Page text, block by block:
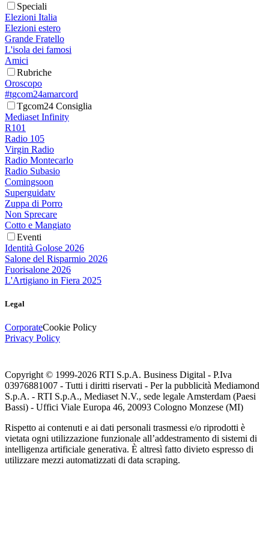
Speciali
Elezioni Italia
Elezioni estero
Grande Fratello
L'isola dei famosi
Amici
Rubriche
Oroscopo
#tgcom24amarcord
Tgcom24 Consiglia
Mediaset Infinity
R101
Radio 105
Virgin Radio
Radio Montecarlo
Radio Subasio
Comingsoon
Superguidatv
Zuppa di Porro
Non Sprecare
Cotto e Mangiato
Eventi
Identità Golose 2026
Salone del Risparmio 2026
Fuorisalone 2026
L'Artigiano in Fiera 2025
Legal
CorporateCookie Policy
Privacy Policy
Copyright © 1999-2026 RTI S.p.A. Business Digital - P.Iva
03976881007 - Tutti i diritti riservati - Per la pubblicità Mediamond
S.p.A. - RTI S.p.A., Mediaset N.V., sede legale Amsterdam (Paesi
Bassi) - Uffici Viale Europa 46, 20093 Cologno Monzese (MI)
Rispetto ai contenuti e ai dati personali trasmessi e/o riprodotti è
vietata ogni utilizzazione funzionale all’addestramento di sistemi di
intelligenza artificiale generativa. È altresì fatto divieto espresso di
utilizzare mezzi automatizzati di data scraping.